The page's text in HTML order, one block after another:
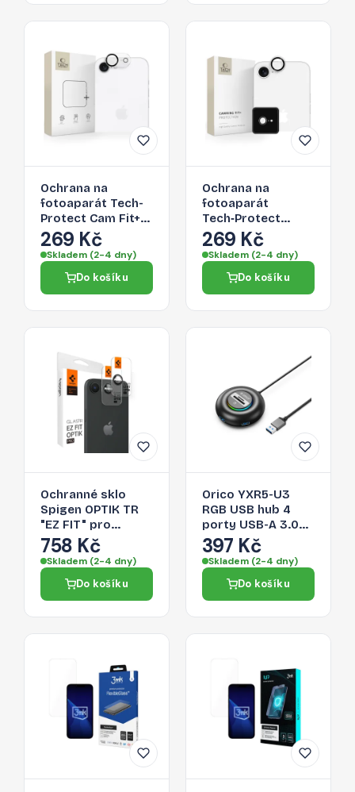
Ochrana na
fotoaparát Tech-
Protect Cam Fit+
pro Apple iPhone
16e – průhledná
269 Kč
Skladem (2-4 dny)
Do košíku
Ochrana na
fotoaparát
Tech‑Protect
Camring Fit+ pro
Apple iPhone 16e –
clear
269 Kč
Skladem (2-4 dny)
Do košíku
Ochranné sklo
Spigen OPTIK TR
"EZ FIT" pro
iPhone 16e / 17e -
černé
758 Kč
Skladem (2-4 dny)
Do košíku
Orico YXR5-U3
RGB USB hub 4
porty USB-A 3.0
se čtečkou SD a
microSD karet 0,3
m – černý
397 Kč
Skladem (2-4 dny)
Do košíku